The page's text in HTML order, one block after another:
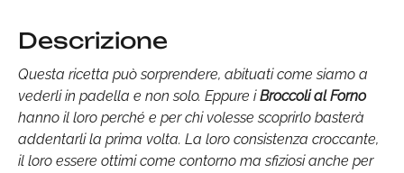
Descrizione
Questa ricetta può sorprendere, abituati come siamo a
vederli in padella e non solo. Eppure iBroccoli al Forno
hanno il loro perché e per chi volesse scoprirlo basterà
addentarli la prima volta. La loro consistenza croccante,
il loro essere ottimi come contorno ma sfiziosi anche per